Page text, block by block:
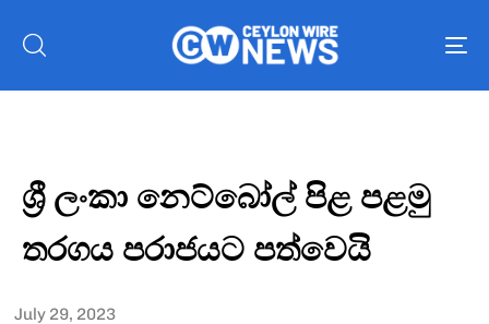
ශ්‍රී ලංකා නෙට්බෝල් පිළ පළමු
තරගය පරාජයට පත්වෙයි
July 29, 2023